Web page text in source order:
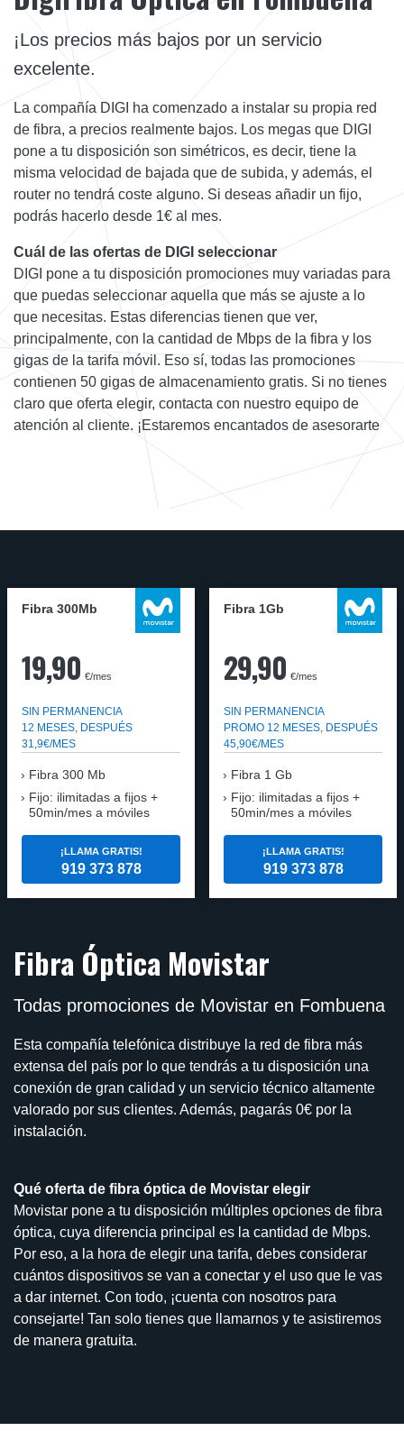
¡Los precios más bajos por un servicio
excelente.
La compañía DIGI ha comenzado a instalar su propia red
de fibra, a precios realmente bajos. Los megas que DIGI
pone a tu disposición son simétricos, es decir, tiene la
misma velocidad de bajada que de subida, y además, el
router no tendrá coste alguno. Si deseas añadir un fijo,
podrás hacerlo desde 1€ al mes.
Cuál de las ofertas de DIGI seleccionar
DIGI pone a tu disposición promociones muy variadas para
que puedas seleccionar aquella que más se ajuste a lo
que necesitas. Estas diferencias tienen que ver,
principalmente, con la cantidad de Mbps de la fibra y los
gigas de la tarifa móvil. Eso sí, todas las promociones
contienen 50 gigas de almacenamiento gratis. Si no tienes
claro que oferta elegir, contacta con nuestro equipo de
atención al cliente. ¡Estaremos encantados de asesorarte
Fibra 300Mb
19,90 €/mes
SIN PERMANENCIA
12 MESES, DESPUÉS
31,9€/MES
Fibra 300 Mb
Fijo: ilimitadas a fijos +
50min/mes a móviles
¡LLAMA GRATIS!
919 373 878
Fibra 1Gb
29,90 €/mes
SIN PERMANENCIA
PROMO 12 MESES, DESPUÉS
45,90€/MES
Fibra 1 Gb
Fijo: ilimitadas a fijos +
50min/mes a móviles
¡LLAMA GRATIS!
919 373 878
Fibra Óptica Movistar
Todas promociones de Movistar en Fombuena
Esta compañía telefónica distribuye la red de fibra más
extensa del país por lo que tendrás a tu disposición una
conexión de gran calidad y un servicio técnico altamente
valorado por sus clientes. Además, pagarás 0€ por la
instalación.
Qué oferta de fibra óptica de Movistar elegir
Movistar pone a tu disposición múltiples opciones de fibra
óptica, cuya diferencia principal es la cantidad de Mbps.
Por eso, a la hora de elegir una tarifa, debes considerar
cuántos dispositivos se van a conectar y el uso que le vas
a dar internet. Con todo, ¡cuenta con nosotros para
consejarte! Tan solo tienes que llamarnos y te asistiremos
de manera gratuita.